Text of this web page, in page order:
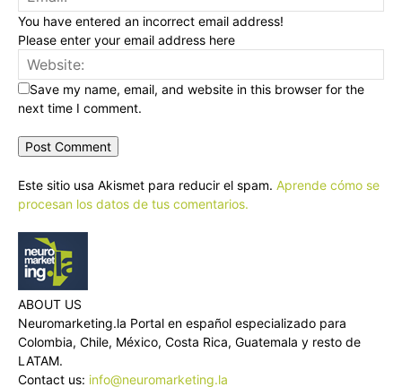
You have entered an incorrect email address!
Please enter your email address here
Save my name, email, and website in this browser for the
next time I comment.
Este sitio usa Akismet para reducir el spam. Aprende cómo se
procesan los datos de tus comentarios.
ABOUT US
Neuromarketing.la Portal en español especializado para
Colombia, Chile, México, Costa Rica, Guatemala y resto de
LATAM.
Contact us: info@neuromarketing.la